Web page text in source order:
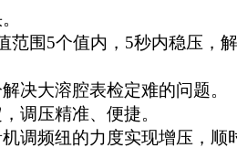
范围5个值内，5秒内稳压，
决大溶腔表检定难的问题。
调压精准、便捷。
调频纽的力度实现增压，